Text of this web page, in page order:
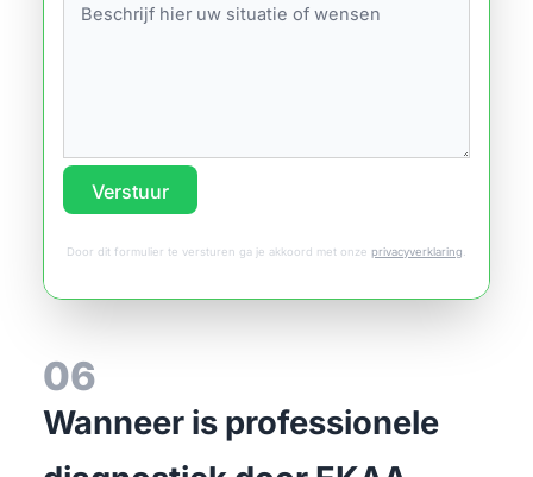
Verstuur
Door dit formulier te versturen ga je akkoord met onze privacyverklaring.
06
Wanneer is professionele